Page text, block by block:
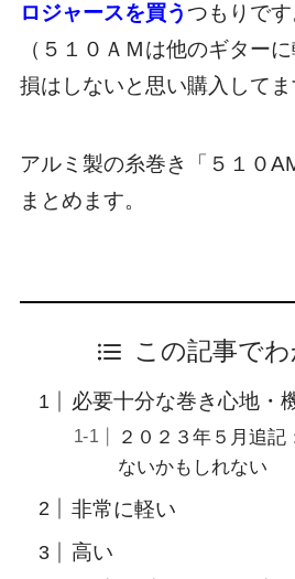
ロジャースを買う つもりです
（５１０ＡＭは他のギター
損はしないと思い購入してま
アルミ製の糸巻き「５１０
まとめます。
この記事で
必要十分な巻き心地・
２０２３年５月追記
ないかもしれない
非常に軽い
高い